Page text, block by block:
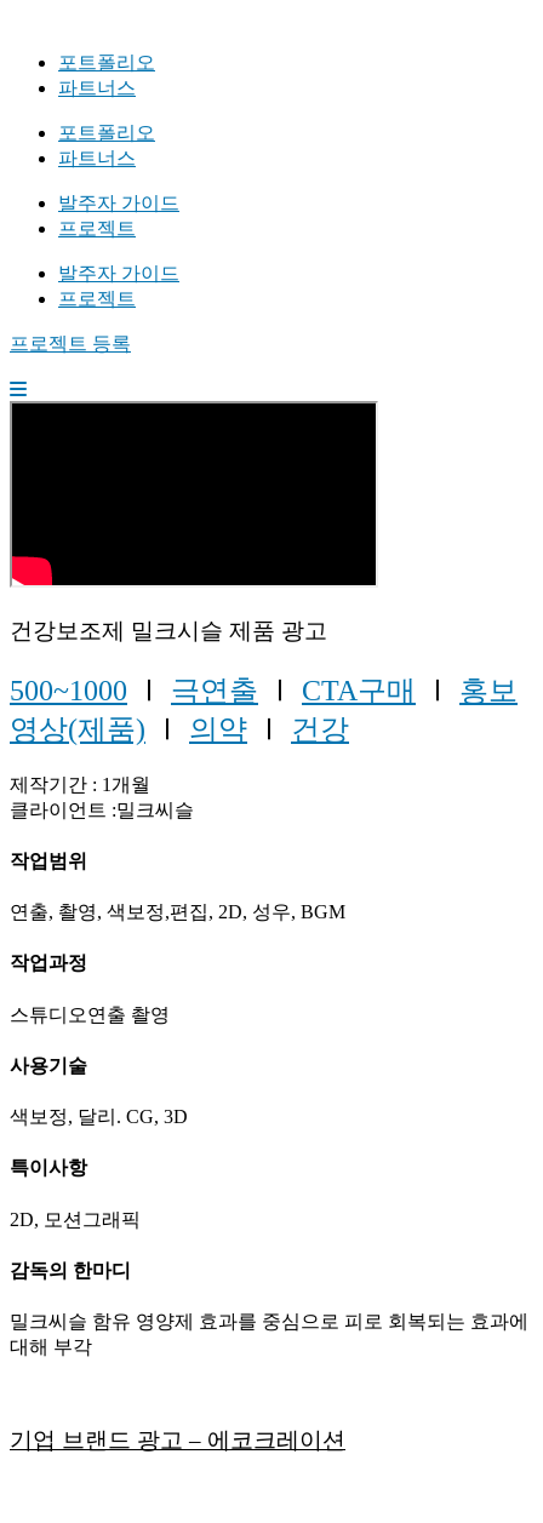
포트폴리오
파트너스
포트폴리오
파트너스
발주자 가이드
프로젝트
발주자 가이드
프로젝트
프로젝트 등록
건강보조제 밀크시슬 제품 광고
500~1000 Ⅰ 극연출 Ⅰ CTA구매 Ⅰ 홍보
영상(제품) Ⅰ 의약 Ⅰ 건강
제작기간 : 1개월
클라이언트 :밀크씨슬
작업범위
연출, 촬영, 색보정,편집, 2D, 성우, BGM
작업과정
스튜디오연출 촬영
사용기술
색보정, 달리. CG, 3D
특이사항
2D, 모션그래픽
감독의 한마디
밀크씨슬 함유 영양제 효과를 중심으로 피로 회복되는 효과에
대해 부각
기업 브랜드 광고 – 에코크레이션